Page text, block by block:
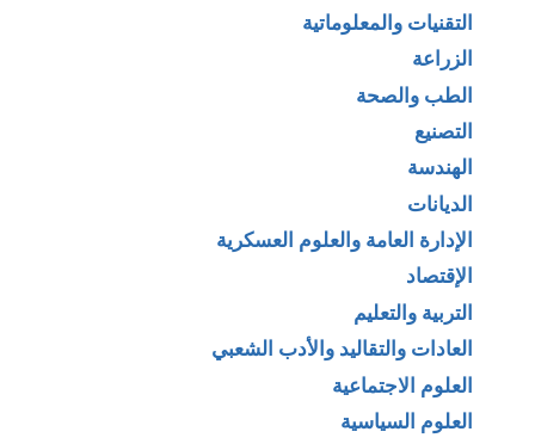
التقنيات والمعلوماتية
الزراعة
الطب والصحة
التصنيع
الهندسة
الديانات
الإدارة العامة والعلوم العسكرية
الإقتصاد
التربية والتعليم
العادات والتقاليد والأدب الشعبي
العلوم الاجتماعية
العلوم السياسية